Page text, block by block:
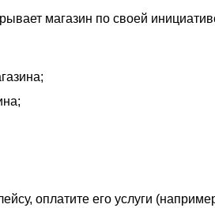
магазин по своей
оплатите его услуги